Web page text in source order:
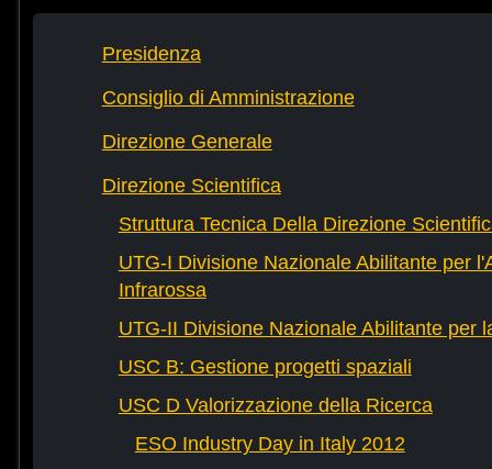
Presidenza
Consiglio di Amministrazione
Direzione Generale
Direzione Scientifica
Struttura Tecnica Della Direzione
UTG-I Divisione Nazionale Abilitante per
Infrarossa
UTG-II Divisione Nazionale Abilitante per
USC B: Gestione progetti spaziali
USC D Valorizzazione della Ricerca
ESO Industry Day in Italy 2012